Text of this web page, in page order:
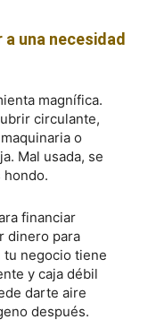
una necesidad
magnífica.
circulante,
o
Mal usada, se
hondo.
financiar
dinero para
negocio tiene
y caja débil
darte aire
después.